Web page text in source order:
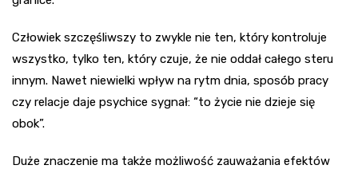
Człowiek szczęśliwszy to zwykle nie ten, który kontroluje
wszystko, tylko ten, który czuje, że nie oddał całego steru
innym. Nawet niewielki wpływ na rytm dnia, sposób pracy
czy relacje daje psychice sygnał: “to życie nie dzieje się
obok”.
Duże znaczenie ma także możliwość zauważania efektów